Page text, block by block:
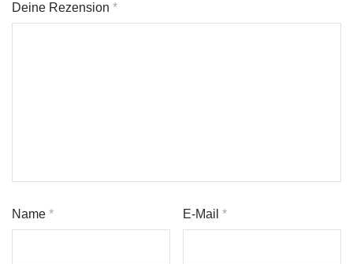
Deine Rezension *
Name * E-Mail*